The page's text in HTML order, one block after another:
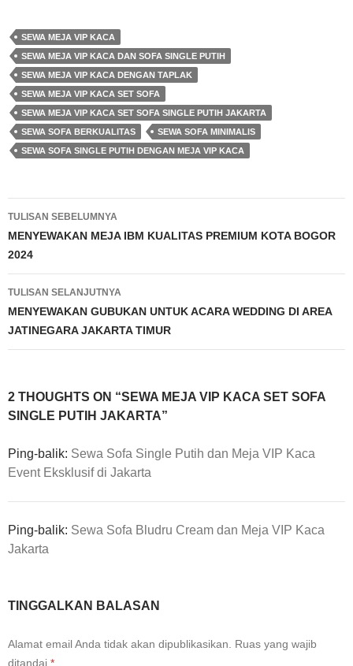
SEWA MEJA VIP KACA
SEWA MEJA VIP KACA DAN SOFA SINGLE PUTIH
SEWA MEJA VIP KACA DENGAN TAPLAK
SEWA MEJA VIP KACA SET SOFA
SEWA MEJA VIP KACA SET SOFA SINGLE PUTIH JAKARTA
SEWA SOFA BERKUALITAS
SEWA SOFA MINIMALIS
SEWA SOFA SINGLE PUTIH DENGAN MEJA VIP KACA
Navigasi
Tulisan
TULISAN SEBELUMNYA
MENYEWAKAN MEJA IBM KUALITAS PREMIUM KOTA BOGOR
2024
TULISAN SELANJUTNYA
MENYEWAKAN GUBUKAN UNTUK ACARA WEDDING DI AREA
JATINEGARA JAKARTA TIMUR
2 THOUGHTS ON “SEWA MEJA VIP KACA SET SOFA
SINGLE PUTIH JAKARTA”
Ping-balik: Sewa Sofa Single Putih dan Meja VIP Kaca
Event Eksklusif di Jakarta
Ping-balik: Sewa Sofa Bludru Cream dan Meja VIP Kaca
Jakarta
TINGGALKAN BALASAN
Alamat email Anda tidak akan dipublikasikan.
Ruas yang wajib
ditandai *